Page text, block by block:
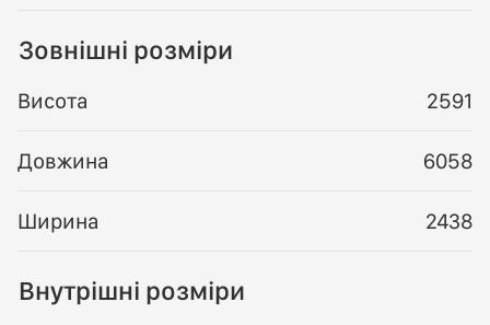
Зовнішні розміри
Висота 2591
Довжина 6058
Ширина 2438
Внутрішні розміри